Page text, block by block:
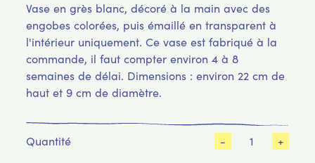
Vase en grès blanc, décoré à la main avec des
engobes colorées, puis émaillé en transparent à
l'intérieur uniquement. Ce vase est fabriqué à la
commande, il faut compter environ 4 à 8
semaines de délai. Dimensions : environ 22 cm de
haut et 9 cm de diamètre.
Quantité